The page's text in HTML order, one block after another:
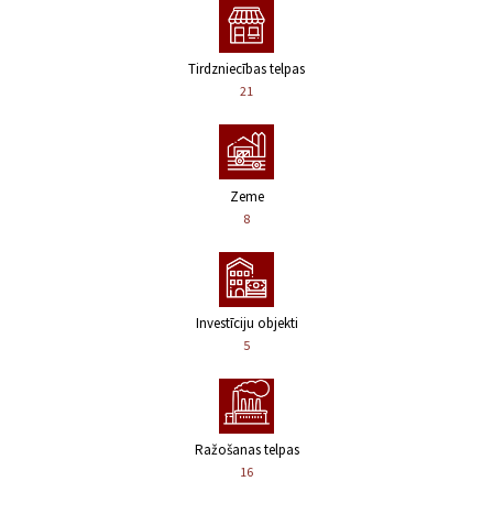
Tirdzniecības telpas
21
Zeme
8
Investīciju objekti
5
Ražošanas telpas
16